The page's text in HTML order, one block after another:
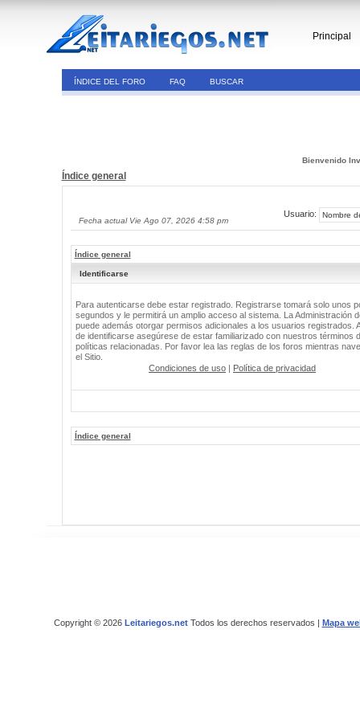
Principal
ÍNDICE DEL FORO FAQ BUSCAR
Bienvenido
Índice general
Fecha actual Vie Ago 07, 2026 4:58 pm
Usuario:
Índice general
Identificarse
Para autenticarse debe estar registrado. Registrarse tomará solo unos
segundos y le permitirá un amplio acceso al sistema. La Administración
puede además otorgar permisos adicionales a los usuarios registrados.
de identificarse asegúrese de estar familiarizado con nuestros términos
políticas relacionadas. Por favor lea las reglas de los foros mientras
el Sitio.
Condiciones de uso | Política de privacidad
Índice general
Copyright © 2026 Leitariegos.netTodos los derechos reservados | Mapa